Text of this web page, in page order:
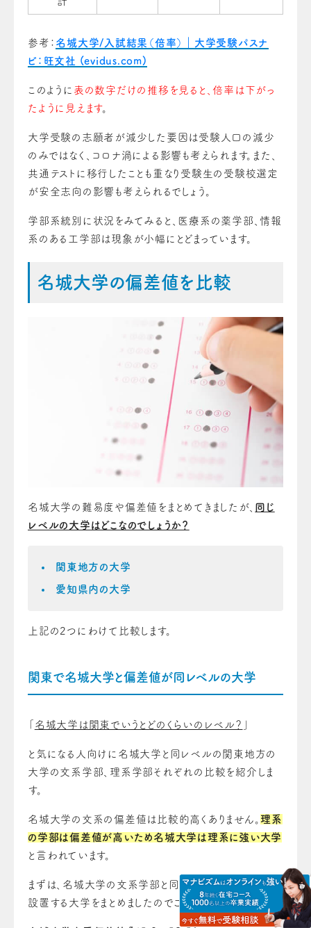
参考： 名城大学/入試結果（倍率）｜大学受験パスナ
ビ：旺文社 (evidus.com)
このように 表の数字だけの推移を見ると、倍率は下がっ
たように見えます。
大学受験の志願者が減少した要因は受験人口の減少
のみではなく、コロナ渦による影響も考えられます。また、
共通テストに移行したことも重なり受験生の受験校選定
が安全志向の影響も考えられるでしょう。
学部系統別に状況をみてみると、医療系の薬学部、情報
系のある工学部は現象が小幅にとどまっています。
名城大学の偏差値を比較
名城大学の難易度や偏差値をまとめてきましたが、 同じ
レベルの大学はどこなのでしょうか？
関東地方の大学
愛知県内の大学
上記の2つにわけて比較します。
関東で名城大学と偏差値が同レベルの大学
名城大学は関東でいうとどのくらいのレベル？
と気になる人向けに名城大学と同レベルの関東地方の
大学の文系学部、理系学部それぞれの比較を紹介しま
す。
名城大学の文系の偏差値は比較的高くありません。理系
の学部は偏差値が高いため名城大学は理系に強い大学
と言われています。
まずは、名城大学の文系学部と同じレベルの文系学部を
設置する大学をまとめましたのでご紹介します。